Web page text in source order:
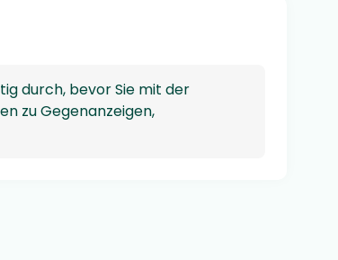
durch, bevor Sie mit der
zu Gegenanzeigen,